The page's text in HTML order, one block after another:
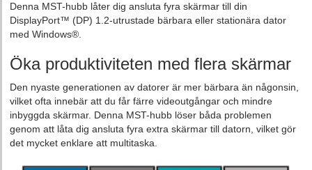
Denna MST-hubb låter dig ansluta fyra skärmar till din
DisplayPort™ (DP) 1.2-utrustade bärbara eller stationära dator
med Windows®.
Öka produktiviteten med flera skärmar
Den nyaste generationen av datorer är mer bärbara än någonsin,
vilket ofta innebär att du får färre videoutgångar och mindre
inbyggda skärmar. Denna MST-hubb löser båda problemen
genom att låta dig ansluta fyra extra skärmar till datorn, vilket gör
det mycket enklare att multitaska.